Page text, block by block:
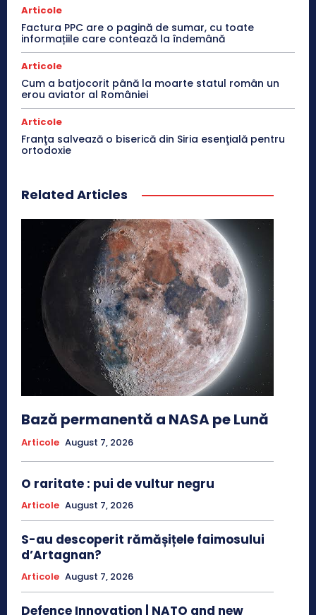
Articole
Factura PPC are o pagină de sumar, cu toate
informațiile care contează la îndemână
Articole
Cum a batjocorit până la moarte statul român un
erou aviator al României
Articole
Franţa salvează o biserică din Siria esenţială pentru
ortodoxie
Related Articles
Bază permanentă a NASA pe Lună
Articole August 7, 2026
O raritate : pui de vultur negru
Articole August 7, 2026
S-au descoperit rămășițele faimosului
d’Artagnan?
Articole August 7, 2026
Defence Innovation | NATO and new